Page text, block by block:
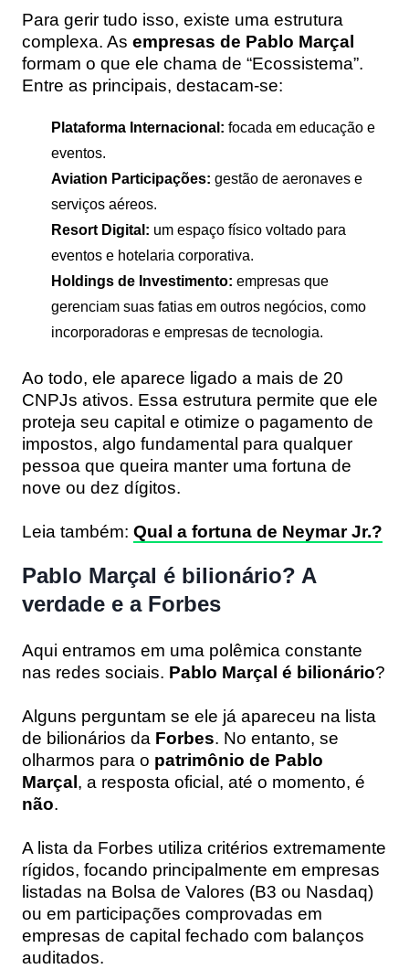
Para gerir tudo isso, existe uma estrutura
complexa. As empresas de Pablo Marçal
formam o que ele chama de “Ecossistema”.
Entre as principais, destacam-se:
Plataforma Internacional: focada em educação e
eventos.
Aviation Participações: gestão de aeronaves e
serviços aéreos.
Resort Digital: um espaço físico voltado para
eventos e hotelaria corporativa.
Holdings de Investimento: empresas que
gerenciam suas fatias em outros negócios, como
incorporadoras e empresas de tecnologia.
Ao todo, ele aparece ligado a mais de 20
CNPJs ativos. Essa estrutura permite que ele
proteja seu capital e otimize o pagamento de
impostos, algo fundamental para qualquer
pessoa que queira manter uma fortuna de
nove ou dez dígitos.
Leia também: Qual a fortuna de Neymar Jr.?
Pablo Marçal é bilionário? A
verdade e a Forbes
Aqui entramos em uma polêmica constante
nas redes sociais. Pablo Marçal é bilionário?
Alguns perguntam se ele já apareceu na lista
de bilionários da Forbes. No entanto, se
olharmos para o patrimônio de Pablo
Marçal , a resposta oficial, até o momento, é
não.
A lista da Forbes utiliza critérios extremamente
rígidos, focando principalmente em empresas
listadas na Bolsa de Valores (B3 ou Nasdaq)
ou em participações comprovadas em
empresas de capital fechado com balanços
auditados.